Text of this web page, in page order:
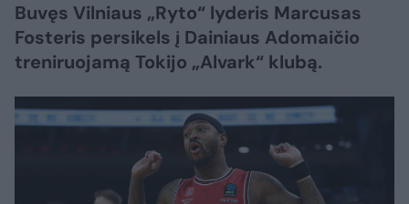
Buvęs Vilniaus „Ryto“ lyderis Marcusas
Fosteris persikels į Dainiaus Adomaičio
treniruojamą Tokijo „Alvark“ klubą.